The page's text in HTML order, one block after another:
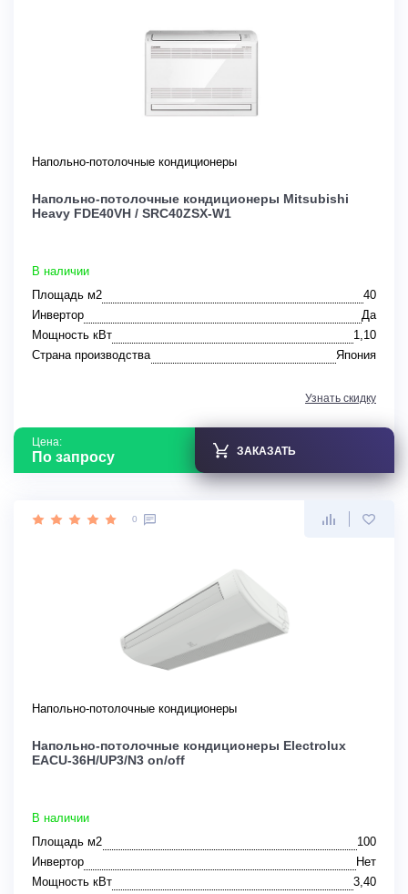
Напольно-потолочные кондиционеры
Напольно-потолочные кондиционеры Mitsubishi
Heavy FDE40VH / SRC40ZSX-W1
В наличии
Площадь м2
40
Инвертор
Да
Мощность кВт
1,10
Страна производства
Япония
Узнать скидку
Цена:
По запросу ЗАКАЗАТЬ
0
Напольно-потолочные кондиционеры
Напольно-потолочные кондиционеры Electrolux
EACU-36H/UP3/N3 on/off
В наличии
Площадь м2
100
Инвертор
Нет
Мощность кВт
3,40